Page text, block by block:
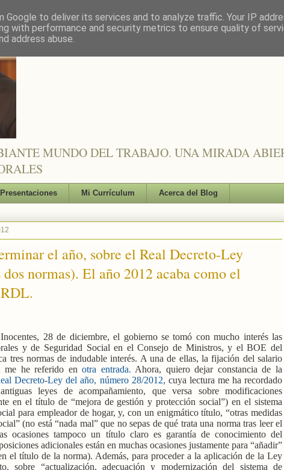
MUNDO DEL TRABAJO. UNA MIRADA
Presentaciones Mi Currículum Acerca del Blog
el año, sobre el Real Decreto-Ley
normas). El año 2012 acaba como el
28 de diciembre, el gobierno se tomó con mucho interés las
y de Seguridad Social en el Consejo de Ministros, y el BOE del
tres normas de indudable interés. A una de ellas, la fijación del salario
me he referido enotra entrada. Ahora, quiero dejar constancia de la
Decreto-Ley del año, número 28/2012, cuya lectura me ha recordado
leyes de acompañamiento, que versa sobre modificaciones
en el título de “mejora de gestión y protección social”) en el sistema
para empleador de hogar, y, con un enigmático título, “otras medidas
(no está “nada mal” que no sepas de qué trata una norma tras leer el
ocasiones tampoco un título claro es garantía de conocimiento del
adicionales están en muchas ocasiones justamente para “añadir”
el título de la norma). Además, para proceder a la aplicación de la Ley
sobre “actualización, adecuación y modernización del sistema de
Google to deliver its services and to analyze traffic. Your IP
with performance and security metrics to ensure quality of
address abuse.